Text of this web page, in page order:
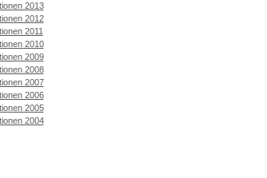
2013
2012
2011
2010
2009
2008
2007
2006
2005
2004